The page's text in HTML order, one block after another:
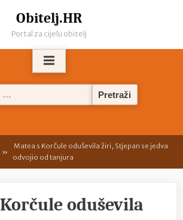
Obitelj.HR
Portal za cijelu obitelj
Matea s Korčule oduševila žiri, Stjepan se jedva
odvojio od tanjura
oduševila